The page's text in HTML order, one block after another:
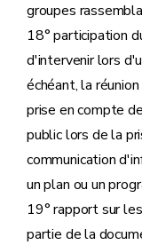
groupes
18° participation
d'intervenir lors
échéant, la
prise en compte
public lors de la
communication
un plan ou un
19° rapport sur
partie de la